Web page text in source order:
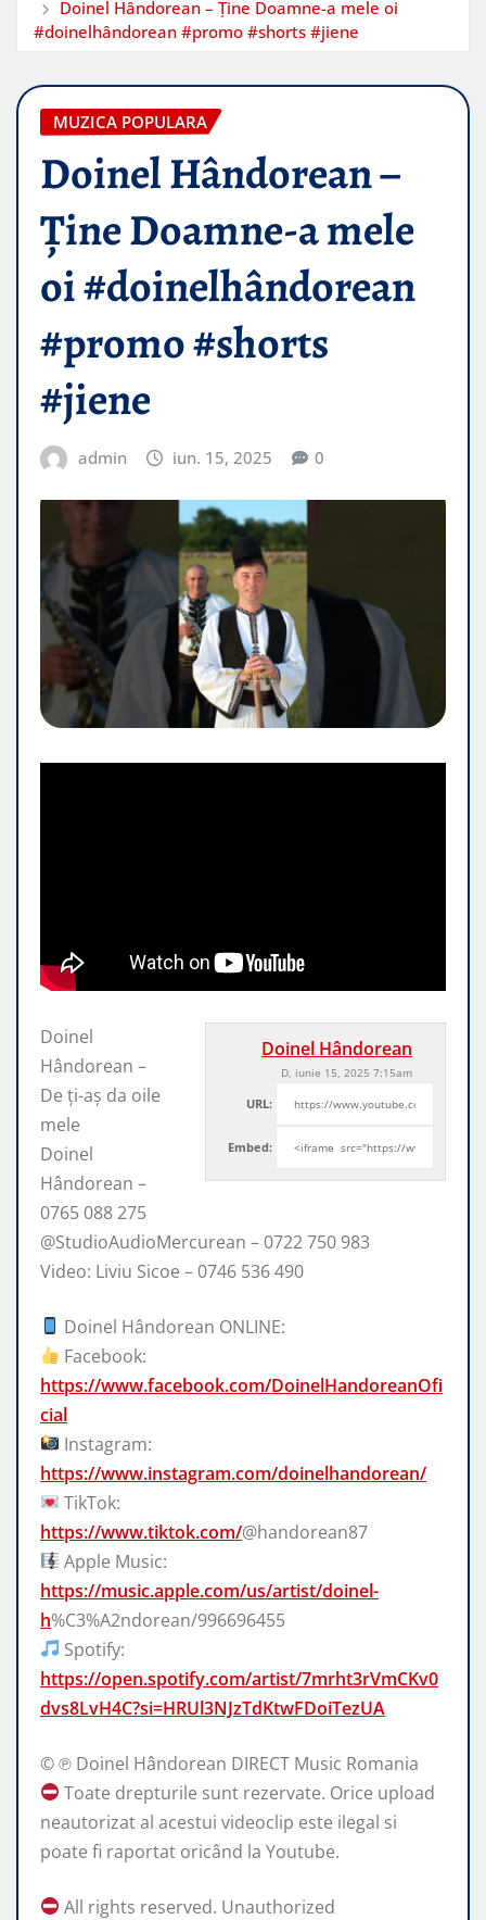
Doinel Hândorean – Ține Doamne-a mele oi
#doinelhândorean #promo #shorts #jiene
MUZICA POPULARA
Doinel Hândorean –
Ține Doamne-a mele
oi #doinelhândorean
#promo #shorts
#jiene
admin iun. 15, 2025 0
Doinel Hândorean
D, iunie 15, 2025 7:15am
URL:
Embed:
Doinel
Hândorean –
De ți-aș da oile
mele
Doinel
Hândorean –
0765 088 275
​⁠@StudioAudioMercurean – 0722 750 983
Video: Liviu Sicoe – 0746 536 490
Doinel Hândorean ONLINE:
Facebook:
https://www.facebook.com/DoinelHandoreanOfi
cial
Instagram:
https://www.instagram.com/doinelhandorean/
TikTok:
https://www.tiktok.com/@handorean87
Apple Music:
https://music.apple.com/us/artist/doinel-
h%C3%A2ndorean/996696455
Spotify:
https://open.spotify.com/artist/7mrht3rVmCKv0
dvs8LvH4C?si=HRUl3NJzTdKtwFDoiTezUA
© ℗ Doinel Hândorean DIRECT Music Romania
Toate drepturile sunt rezervate. Orice upload
neautorizat al acestui videoclip este ilegal si
poate fi raportat oricând la Youtube.
All rights reserved. Unauthorized